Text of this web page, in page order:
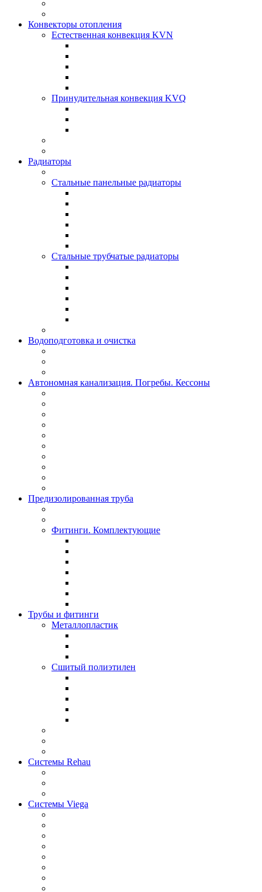
Конвекторы отопления
Естественная конвекция KVN
Принудительная конвекция KVQ
Радиаторы
Стальные панельные радиаторы
Стальные трубчатые радиаторы
Водоподготовка и очистка
Автономная канализация. Погребы. Кессоны
Предизолированная труба
Фитинги. Комплектующие
Трубы и фитинги
Металлопластик
Сшитый полиэтилен
Системы Rehau
Системы Viega